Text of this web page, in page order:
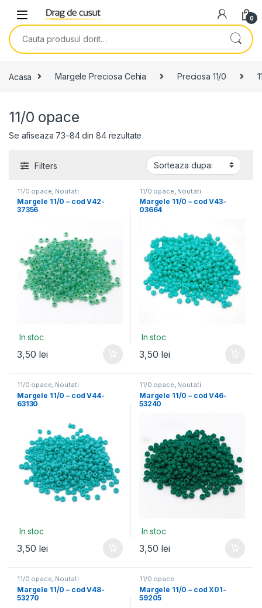
0
Search for:
Acasa Margele Preciosa Cehia Preciosa 11/0
11/0 opace
Se afiseaza 73–84 din 84 rezultate
Filters
11/0 opace Noutati
Margele 11/0 – cod V42-
37356
In stoc
3,50 lei
11/0 opace Noutati
Margele 11/0 – cod V43-
03664
In stoc
3,50 lei
11/0 opace, Noutati
Margele 11/0 – cod V44-
63130
In stoc
3,50 lei
11/0 opace, Noutati
Margele 11/0 – cod V46-
53240
In stoc
3,50 lei
11/0 opace, Noutati
Margele 11/0 – cod V48-
53270
11/0 opace
Margele 11/0 – cod X01-
59205